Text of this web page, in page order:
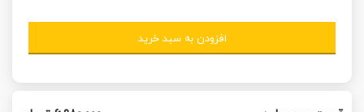
افزودن به سبد خرید